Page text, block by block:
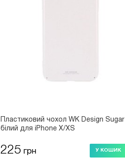
Пластиковий чохол WK Design Sugar
білий для iPhone X/XS
225 грн У КОШИК